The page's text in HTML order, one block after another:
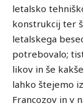
letalsko
konstrukcij ter
letalskega
potrebovalo;
likov in še
lahko štejemo
Francozov in v